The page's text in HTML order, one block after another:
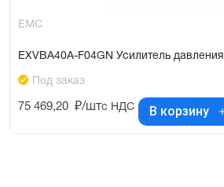
EMC
EXVBA40A-F04GN Усилитель давления
Под заказ
75 469,20 ₽/штс НДС В корзину